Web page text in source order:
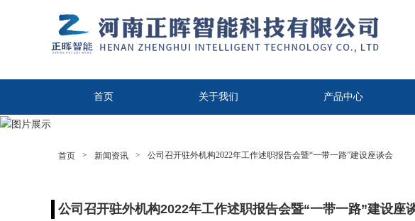
首页 关于我们 产品中心
首页 > 新闻资讯 > 公司召开驻外机构2022年工作述职报告会暨“一带一路”建设座谈会
公司召开驻外机构2022年工作述职报告会暨“一带一路”建设座